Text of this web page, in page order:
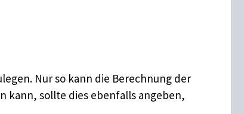
Nur so kann die Berechnung der
kann, sollte dies ebenfalls angeben,